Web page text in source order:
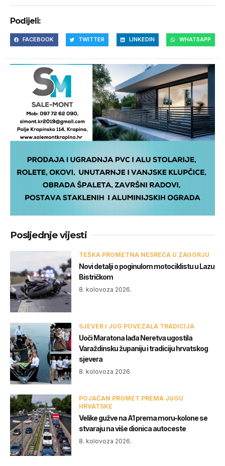
Podijeli:
FACEBOOK TWITTER LINKEDIN WHATSAPP
Posljednje vijesti
TEŠKA PROMETNA NESREĆA U ZAGORJU
Novi detalji o poginulom motociklistu u Lazu
Bistričkom
8. kolovoza 2026.
SJEVER I JUG POVEZALA TRADICIJA
Uoči Maratona lađa Neretva ugostila
Varaždinsku županiju i tradiciju hrvatskog
sjevera
8. kolovoza 2026.
POJAČAN PROMET PREMA JUGU
HRVATSKE
Velike gužve na A1 prema moru-kolone se
stvaraju na više dionica autoceste
8. kolovoza 2026.